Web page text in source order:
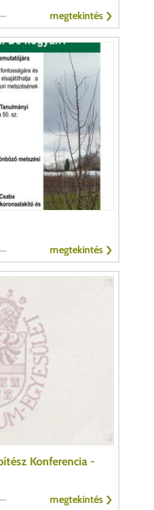
megtekintés
megtekintés
Konferencia -
megtekintés